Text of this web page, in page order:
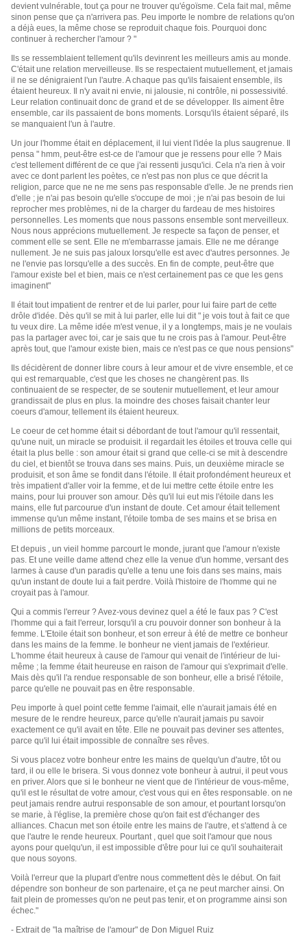
devient vulnérable, tout ça pour ne trouver qu'égoïsme. Cela fait mal, même
sinon pense que ça n'arrivera pas. Peu importe le nombre de relations qu'on
a déjà eues, la même chose se reproduit chaque fois. Pourquoi donc
continuer à rechercher l'amour ? "
Ils se ressemblaient tellement qu'ils devinrent les meilleurs amis au monde.
C'était une relation merveilleuse. Ils se respectaient mutuellement, et jamais
il ne se dénigraient l'un l'autre. A chaque pas qu'ils faisaient ensemble, ils
étaient heureux. Il n'y avait ni envie, ni jalousie, ni contrôle, ni possessivité.
Leur relation continuait donc de grand et de se développer. Ils aiment être
ensemble, car ils passaient de bons moments. Lorsqu'ils étaient séparé, ils
se manquaient l'un à l'autre.
Un jour l'homme était en déplacement, il lui vient l'idée la plus saugrenue. Il
pensa " hmm, peut-être est-ce de l'amour que je ressens pour elle ? Mais
c'est tellement différent de ce que j'ai ressenti jusqu'ici. Cela n'a rien à voir
avec ce dont parlent les poètes, ce n'est pas non plus ce que décrit la
religion, parce que ne ne me sens pas responsable d'elle. Je ne prends rien
d'elle ; je n'ai pas besoin qu'elle s'occupe de moi ; je n'ai pas besoin de lui
reprocher mes problèmes, ni de la charger du fardeau de mes histoires
personnelles. Les moments que nous passons ensemble sont merveilleux.
Nous nous apprécions mutuellement. Je respecte sa façon de penser, et
comment elle se sent. Elle ne m'embarrasse jamais. Elle ne me dérange
nullement. Je ne suis pas jaloux lorsqu'elle est avec d'autres personnes. Je
ne l'envie pas lorsqu'elle a des succès. En fin de compte, peut-être que
l'amour existe bel et bien, mais ce n'est certainement pas ce que les gens
imaginent"
Il était tout impatient de rentrer et de lui parler, pour lui faire part de cette
drôle d'idée. Dès qu'il se mit à lui parler, elle lui dit " je vois tout à fait ce que
tu veux dire. La même idée m'est venue, il y a longtemps, mais je ne voulais
pas la partager avec toi, car je sais que tu ne crois pas à l'amour. Peut-être
après tout, que l'amour existe bien, mais ce n'est pas ce que nous pensions"
Ils décidèrent de donner libre cours à leur amour et de vivre ensemble, et ce
qui est remarquable, c'est que les choses ne changèrent pas. Ils
continuaient de se respecter, de se soutenir mutuellement, et leur amour
grandissait de plus en plus. la moindre des choses faisait chanter leur
coeurs d'amour, tellement ils étaient heureux.
Le coeur de cet homme était si débordant de tout l'amour qu'il ressentait,
qu'une nuit, un miracle se produisit. il regardait les étoiles et trouva celle qui
était la plus belle : son amour était si grand que celle-ci se mit à descendre
du ciel, et bientôt se trouva dans ses mains. Puis, un deuxième miracle se
produisit, et son âme se fondit dans l'étoile. Il était profondément heureux et
très impatient d'aller voir la femme, et de lui mettre cette étoile entre les
mains, pour lui prouver son amour. Dès qu'il lui eut mis l'étoile dans les
mains, elle fut parcourue d'un instant de doute. Cet amour était tellement
immense qu'un même instant, l'étoile tomba de ses mains et se brisa en
millions de petits morceaux.
Et depuis , un vieil homme parcourt le monde, jurant que l'amour n'existe
pas. Et une veille dame attend chez elle la venue d'un homme, versant des
larmes à cause d'un paradis qu'elle a tenu une fois dans ses mains, mais
qu'un instant de doute lui a fait perdre. Voilà l'histoire de l'homme qui ne
croyait pas à l'amour.
Qui a commis l'erreur ? Avez-vous devinez quel a été le faux pas ? C'est
l'homme qui a fait l'erreur, lorsqu'il a cru pouvoir donner son bonheur à la
femme. L'Etoile était son bonheur, et son erreur à été de mettre ce bonheur
dans les mains de la femme. le bonheur ne vient jamais de l'extérieur.
L'homme était heureux à cause de l'amour qui venait de l'intérieur de lui-
même ; la femme était heureuse en raison de l'amour qui s'exprimait d'elle.
Mais dès qu'il l'a rendue responsable de son bonheur, elle a brisé l'étoile,
parce qu'elle ne pouvait pas en être responsable.
Peu importe à quel point cette femme l'aimait, elle n'aurait jamais été en
mesure de le rendre heureux, parce qu'elle n'aurait jamais pu savoir
exactement ce qu'il avait en tête. Elle ne pouvait pas deviner ses attentes,
parce qu'il lui était impossible de connaître ses rêves.
Si vous placez votre bonheur entre les mains de quelqu'un d'autre, tôt ou
tard, il ou elle le brisera. Si vous donnez vote bonheur à autrui, il peut vous
en priver. Alors que si le bonheur ne vient que de l'intérieur de vous-même,
qu'il est le résultat de votre amour, c'est vous qui en êtes responsable. on ne
peut jamais rendre autrui responsable de son amour, et pourtant lorsqu'on
se marie, à l'église, la première chose qu'on fait est d'échanger des
alliances. Chacun met son étoile entre les mains de l'autre, et s'attend à ce
que l'autre le rende heureux. Pourtant , quel que soit l'amour que nous
ayons pour quelqu'un, il est impossible d'être pour lui ce qu'il souhaiterait
que nous soyons.
Voilà l'erreur que la plupart d'entre nous commettent dès le début. On fait
dépendre son bonheur de son partenaire, et ça ne peut marcher ainsi. On
fait plein de promesses qu'on ne peut pas tenir, et on programme ainsi son
échec."
- Extrait de "la maîtrise de l'amour" de Don Miguel Ruiz